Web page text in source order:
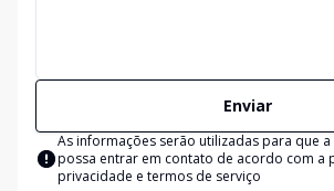
Enviar
As informações serão utilizadas para que
possa entrar em contato de acordo com a
privacidade e termos de serviço